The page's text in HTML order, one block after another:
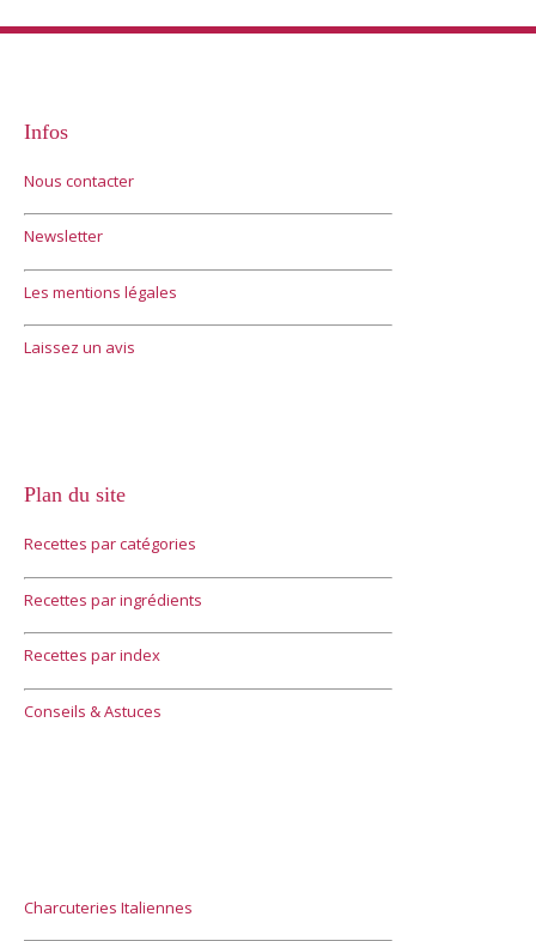
Infos
Nous contacter
Newsletter
Les mentions légales
Laissez un avis
Plan du site
Recettes par catégories
Recettes par ingrédients
Recettes par index
Conseils & Astuces
Charcuteries Italiennes